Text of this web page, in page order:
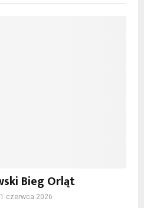
Bieg Orląt
czerwca 2026